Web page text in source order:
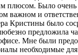
плюсом. Было очень
важном и
Кристины было
предложила
Мне были
необходимые для